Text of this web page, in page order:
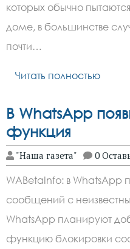
которых обычно
доме, в большинстве
почти…
Читать полностью
В WhatsApp
функция
"Наша газета" 0
WABetaInfo: в WhatsApp
сообщений с
WhatsApp планируют
функцию блокировки